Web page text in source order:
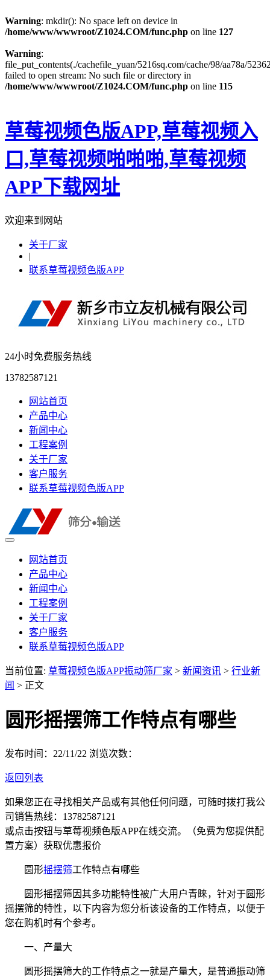
Warning: mkdir(): No space left on device in
/home/www/wwwroot/Z1024.COM/func.php on line 127
Warning:
file_put_contents(./cachefile_yuan/5216sq.com/cache/98/aa78a/
failed to open stream: No such file or directory in
/home/www/wwwroot/Z1024.COM/func.php on line 115
草莓视频色版APP,草莓视频入
口,草莓视频啪啪啪,草莓视频
APP下载网址
欢迎来到网站
关于厂家
|
联系草莓视频色版APP
24小时免费服务热线
13782587121
网站首页
产品中心
新闻中心
工程案例
关于厂家
客户服务
联系草莓视频色版APP
网站首页
产品中心
新闻中心
工程案例
关于厂家
客户服务
联系草莓视频色版APP
当前位置: 草莓视频色版APP振动筛厂家 > 新闻资讯 > 行业新
闻 > 正文
圆形摇摆筛工作特点有哪些
发布时间：22/11/22 浏览次数：
返回列表
如果您正在寻找相关产品或有其他任何问题，可随时拨打我公
司销售热线： 13782587121
或点击按钮与草莓视频色版APP在线交流。（免费为您提供配
置方案） 获取优惠报价
圆形摇摆筛工作特点有哪些
圆形摇摆筛因其多功能特性被广大用户青睐，针对于圆形
摇摆筛的特性，以下内容为您分析该设备的工作特点，以便于
您在购机时有个参考。
一、产量大
圆形摇摆筛大的工作特点之一就是产量大，是普通振动筛